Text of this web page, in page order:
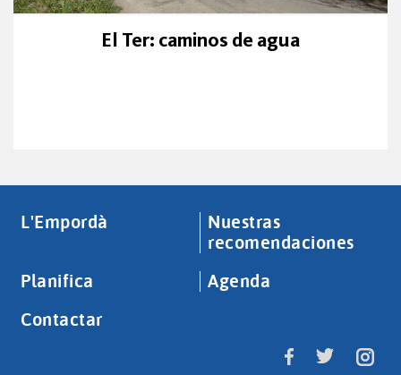
El Ter: caminos de agua
L'Empordà
Nuestras
recomendaciones
Planifica
Agenda
Contactar